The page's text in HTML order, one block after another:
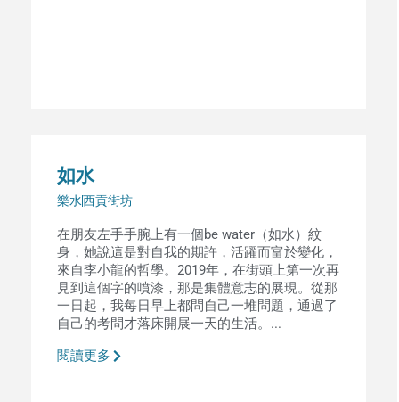
如水
樂水西貢街坊
在朋友左手手腕上有一個be water（如水）紋
身，她說這是對自我的期許，活躍而富於變化，
來自李小龍的哲學。2019年，在街頭上第一次再
見到這個字的噴漆，那是集體意志的展現。從那
一日起，我每日早上都問自己一堆問題，通過了
自己的考問才落床開展一天的生活。...
閱讀更多